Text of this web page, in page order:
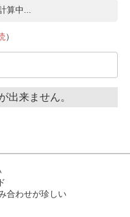
算中...
）
出来ません。